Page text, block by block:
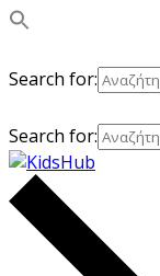
Search for:
Search for: